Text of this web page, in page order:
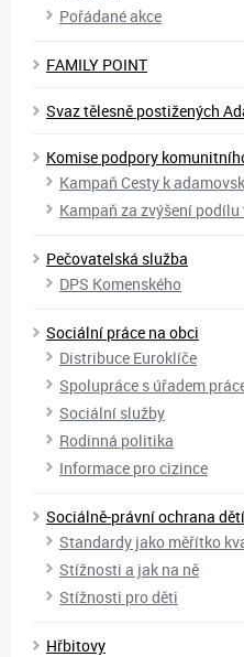
Pořádané akce
FAMILY POINT
Svaz tělesně postižených
Komise podpory
Kampaň Cesty k
Kampaň za zvýšení
Pečovatelská služba
DPS Komenského
Sociální práce na obci
Distribuce Euroklíče
Spolupráce s úřadem
Sociální služby
Rodinná politika
Informace pro cizince
Sociálně-právní ochrana dětí
Standardy jako měřítko
Stížnosti a jak na ně
Stížnosti pro děti
Hřbitovy